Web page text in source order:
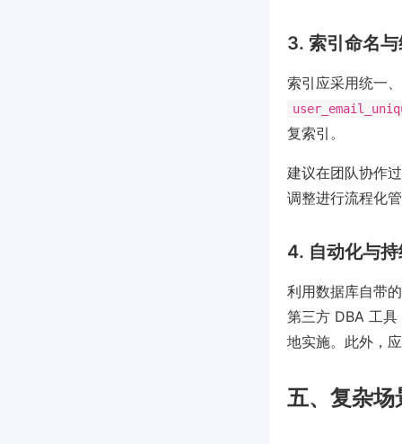
3. 索引命名
索引应采用统一
复索引。
建议在团队协作
调整进行流程化
4. 自动化与
利用数据库自带
第三方 DBA 工
地实施。此外，
五、复杂场